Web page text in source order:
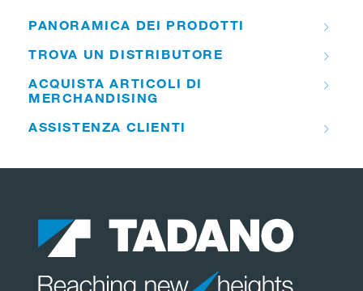
PANORAMICA DEI PRODOTTI
TROVA UN DISTRIBUTORE
ACQUISTA ARTICOLI DI
MERCHANDISING
ASSISTENZA CLIENTI